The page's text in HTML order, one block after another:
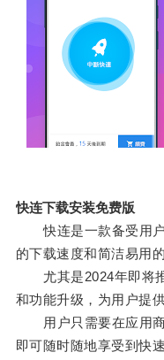
快连下载安装免费版
快连是一款备受用户
的下载速度和简洁易用
尤其是2024年即将推
和功能升级，为用户提
用户只需要在应用商
即可随时随地享受到快